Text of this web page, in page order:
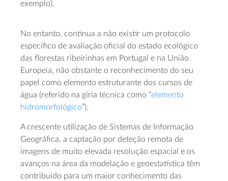
exemplo).
No entanto, continua a não existir um protocolo
específico de avaliação oficial do estado ecológico
das florestas ribeirinhas em Portugal e na União
Europeia, não obstante o reconhecimento do seu
papel como elemento estruturante dos cursos de
água (referido na gíria técnica como “elemento
hidromorfológico”).
A crescente utilização de Sistemas de Informação
Geográfica, a captação por deteção remota de
imagens de muito elevada resolução espacial e os
avanços na área da modelação e geoestatística têm
contribuído para um maior conhecimento das